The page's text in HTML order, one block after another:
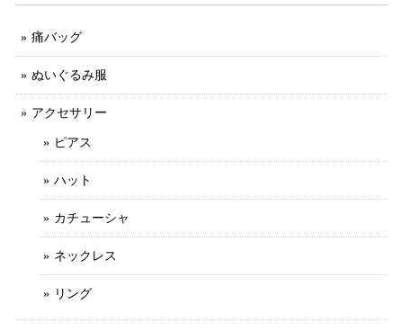
痛バッグ
ぬいぐるみ服
アクセサリー
ピアス
ハット
カチューシャ
ネックレス
リング